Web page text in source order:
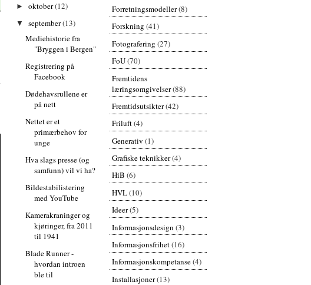
► oktober(12)
▼ september(13)
Mediehistorie fra
"Bryggen i Bergen"
Registrering på
Facebook
Dødehavsrullene er
på nett
Nettet er et
primærbehov for
unge
Hva slags presse (og
samfunn) vil vi ha?
Bildestabilistering
med YouTube
Kamerakraninger og
kjøringer, fra 2011
til 1941
Blade Runner -
hvordan introen
ble til
Forretningsmodeller(8)
Forskning (41)
Fotografering (27)
FoU(70)
Fremtidens
læringsomgivelser(88)
Fremtidsutsikter(42)
Friluft(4)
Generativ (1)
Grafiske teknikker(4)
HiB (6)
HVL(10)
Ideer(5)
Informasjonsdesign (3)
Informasjonsfrihet(16)
Informasjonskompetanse(4)
Installasjoner(13)